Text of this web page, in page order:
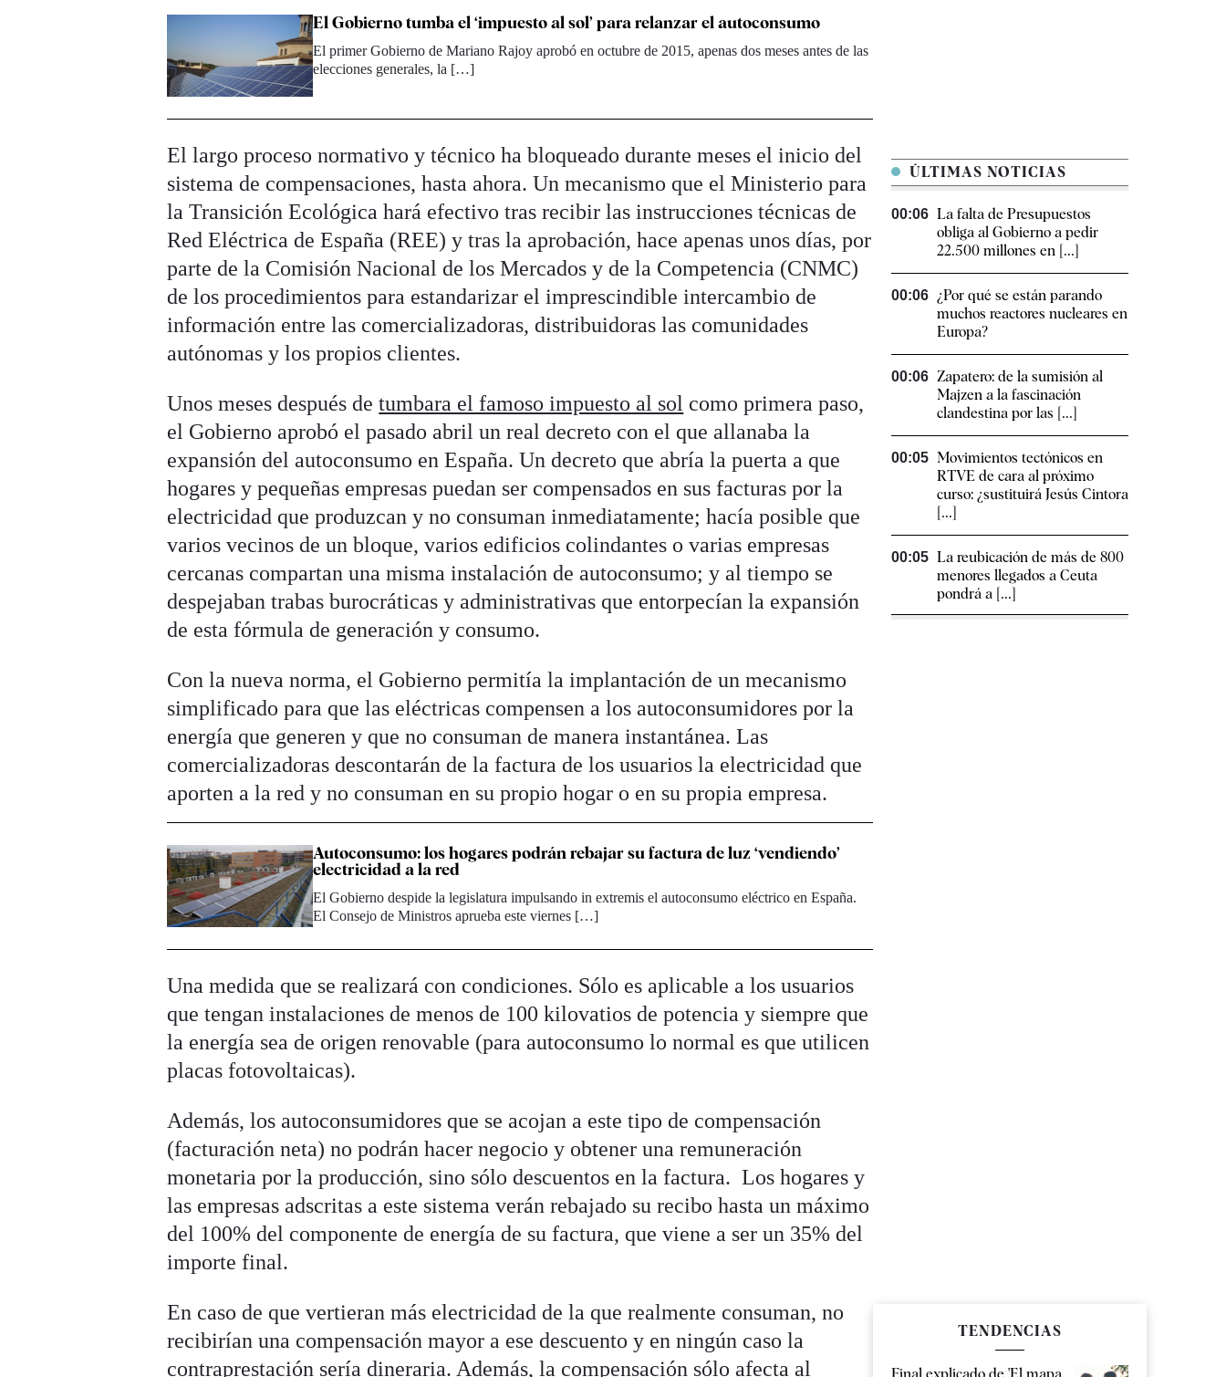
El Gobierno tumba el ‘impuesto al sol’ para relanzar el autoconsumo
El primer Gobierno de Mariano Rajoy aprobó en octubre de 2015, apenas dos meses antes de las
elecciones generales, la […]
El largo proceso normativo y técnico ha bloqueado durante meses el inicio del
sistema de compensaciones, hasta ahora. Un mecanismo que el Ministerio para
la Transición Ecológica hará efectivo tras recibir las instrucciones técnicas de
Red Eléctrica de España (REE) y tras la aprobación, hace apenas unos días, por
parte de la Comisión Nacional de los Mercados y de la Competencia (CNMC)
de los procedimientos para estandarizar el imprescindible intercambio de
información entre las comercializadoras, distribuidoras las comunidades
autónomas y los propios clientes.
Unos meses después detumbara el famoso impuesto al sol como primera paso,
el Gobierno aprobó el pasado abril un real decreto con el que allanaba la
expansión del autoconsumo en España. Un decreto que abría la puerta a que
hogares y pequeñas empresas puedan ser compensados en sus facturas por la
electricidad que produzcan y no consuman inmediatamente; hacía posible que
varios vecinos de un bloque, varios edificios colindantes o varias empresas
cercanas compartan una misma instalación de autoconsumo; y al tiempo se
despejaban trabas burocráticas y administrativas que entorpecían la expansión
de esta fórmula de generación y consumo.
Con la nueva norma, el Gobierno permitía la implantación de un mecanismo
simplificado para que las eléctricas compensen a los autoconsumidores por la
energía que generen y que no consuman de manera instantánea. Las
comercializadoras descontarán de la factura de los usuarios la electricidad que
aporten a la red y no consuman en su propio hogar o en su propia empresa.
Autoconsumo: los hogares podrán rebajar su factura de luz ‘vendiendo’
electricidad a la red
El Gobierno despide la legislatura impulsando in extremis el autoconsumo eléctrico en España.
El Consejo de Ministros aprueba este viernes […]
Una medida que se realizará con condiciones. Sólo es aplicable a los usuarios
que tengan instalaciones de menos de 100 kilovatios de potencia y siempre que
la energía sea de origen renovable (para autoconsumo lo normal es que utilicen
placas fotovoltaicas).
Además, los autoconsumidores que se acojan a este tipo de compensación
(facturación neta) no podrán hacer negocio y obtener una remuneración
monetaria por la producción, sino sólo descuentos en la factura. Los hogares y
las empresas adscritas a este sistema verán rebajado su recibo hasta un máximo
del 100% del componente de energía de su factura, que viene a ser un 35% del
importe final.
En caso de que vertieran más electricidad de la que realmente consuman, no
recibirían una compensación mayor a ese descuento y en ningún caso la
contraprestación sería dineraria. Además, la compensación sólo afecta al
ÚLTIMAS NOTICIAS
00:06 La falta de Presupuestos
obliga al Gobierno a pedir
22.500 millones en [...]
00:06 ¿Por qué se están parando
muchos reactores nucleares en
Europa?
00:06 Zapatero: de la sumisión al
Majzen a la fascinación
clandestina por las [...]
00:05 Movimientos tectónicos en
RTVE de cara al próximo
curso: ¿sustituirá Jesús Cintora
[...]
00:05 La reubicación de más de 800
menores llegados a Ceuta
pondrá a [...]
TENDENCIAS